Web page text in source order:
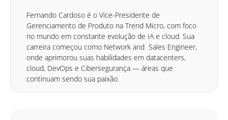
Fernando Cardoso é o Vice-Presidente de
Gerenciamento de Produto na Trend Micro, com foco
no mundo em constante evolução de IA e cloud. Sua
carreira começou como Network and Sales Engineer,
onde aprimorou suas habilidades em datacenters,
cloud, DevOps e Cibersegurança — áreas que
continuam sendo sua paixão.